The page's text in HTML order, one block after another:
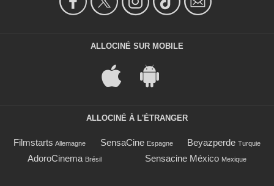
ALLOCINÉ SUR MOBILE
ALLOCINÉ À L'ÉTRANGER
Filmstarts Allemagne SensaCine Espagne Beyazperde Turquie
AdoroCinema Brésil Sensacine México Mexique